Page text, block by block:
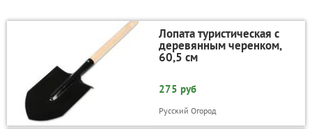
Лопата туристическая с
деревянным черенком,
60,5 см
275 руб
Русский Огород